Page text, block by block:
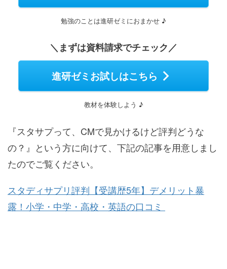
勉強のことは進研ゼミにおまかせ ♪
＼まずは資料請求でチェック／
進研ゼミお試しはこちら
教材を体験しよう ♪
『スタサプって、CMで見かけるけど評判どうな
の？』という方に向けて、下記の記事を用意しまし
たのでご覧ください。
スタディサプリ評判【受講歴5年】デメリット暴
露！小学・中学・高校・英語の口コミ